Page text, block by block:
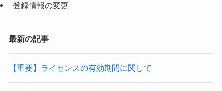
登録情報の変更
最新の記事
【重要】ライセンスの有効期間に関して